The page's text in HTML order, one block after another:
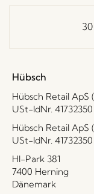
Hübsch
Hübsch Retail ApS
USt-IdNr. 41732350
Hübsch Retail ApS
USt-IdNr. 41732350
HI-Park 381
7400 Herning
Dänemark